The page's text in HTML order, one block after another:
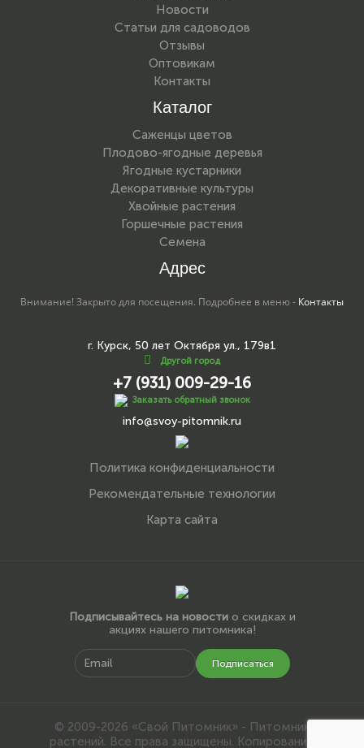
Новости
Статьи для садоводов
Отзывы
Оптовикам
Контакты
Каталог
Саженцы цветов
Плодово-ягодные деревья
Ягодные кустарники
Декоративные культуры
Хвойные растения
Горшечные растения
Семена
Адрес
Внимание! Закрыто для посещения. Подробнее в меню - Контакты
г. Курск, 50 лет Октября ул., 179в1
Другой город
+7 (931) 009-29-16
Заказать обратный звонок
info@svoy-pitomnik.ru
Политика конфиденциальности
Рекомендательные технологии
Карта сайта
Подписывайтесь на новостио скидках и
акциях нашего питомника!
Подписаться
© 2009-2026 «Свой Питомник» - Питомник
растений. Все права защищены. Копирование